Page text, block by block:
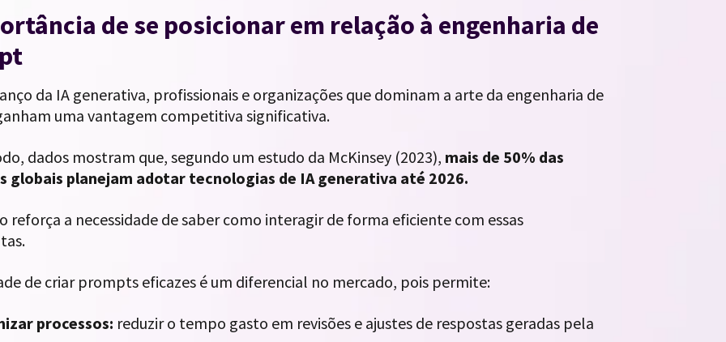
de se posicionar em relação à engenharia de
da IA generativa, profissionais e organizações que dominam a arte da engenharia de
uma vantagem competitiva significativa.
dados mostram que, segundo um estudo da McKinsey (2023), mais de 50% das
globais planejam adotar tecnologias de IA generativa até 2026.
reforça a necessidade de saber como interagir de forma eficiente com essas
de criar prompts eficazes é um diferencial no mercado, pois permite:
processos: reduzir o tempo gasto em revisões e ajustes de respostas geradas pela